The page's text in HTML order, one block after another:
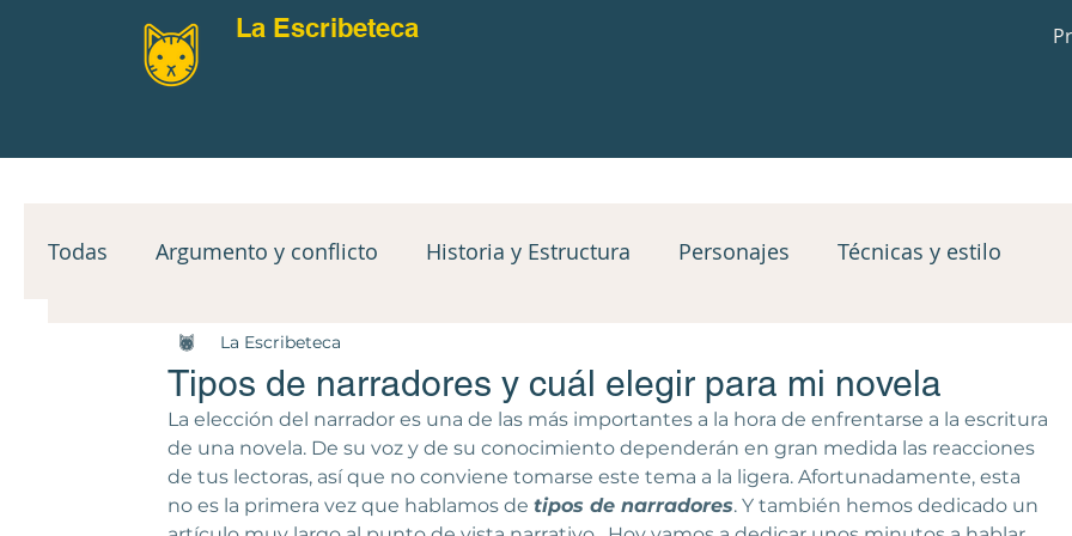
La Escribeteca
Todas Argumento y conflicto Historia y Estructura Personajes Técnicas y estilo
Narradores y PoV Mindset
Reto mensual Guías de lectura Ejercicios prácticos Top1 Top 2 top3
Tipos de narradores y cuál elegir para mi novela
La Escribeteca
La elección del narrador es una de las más importantes a la hora de enfrentarse a la escritura
de una novela. De su voz y de su conocimiento dependerán en gran medida las reacciones
de tus lectoras, así que no conviene tomarse este tema a la ligera. Afortunadamente, esta
no es la primera vez que hablamos de tipos de narradores. Y también hemos dedicado un